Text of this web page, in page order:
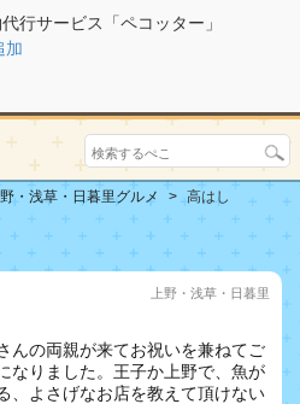
行サービス「ペコッター」
加
・浅草・日暮里グルメ 高はし
上野・浅草・日暮里
んの両親が来てお祝いを兼ねてご
なりました。王子か上野で、魚が
、よさげなお店を教えて頂けない